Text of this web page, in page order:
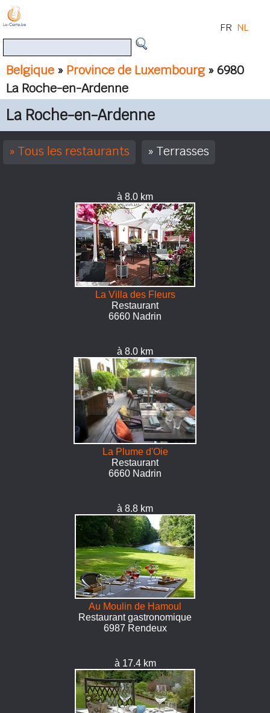
Belgique » Province de Luxembourg» 6980
La Roche-en-Ardenne
FR NL
La Roche-en-Ardenne
Tous les restaurants Terrasses
à 8.0 km
La Villa des Fleurs
Restaurant
6660 Nadrin
à 8.0 km
La Plume d'Oie
Restaurant
6660 Nadrin
à 8.8 km
Au Moulin de Hamoul
Restaurant gastronomique
6987 Rendeux
à 17.4 km